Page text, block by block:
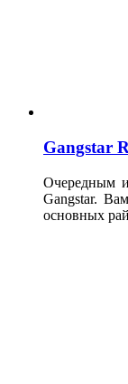
Gangstar
Очередным
Gangstar.
основных